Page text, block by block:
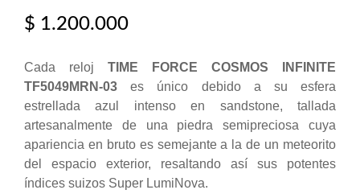
$ 1.200.000
Cada reloj TIME FORCE COSMOS INFINITE
TF5049MRN-03es único debido a su esfera
estrellada azul intenso en sandstone, tallada
artesanalmente de una piedra semipreciosa cuya
apariencia en bruto es semejante a la de un meteorito
del espacio exterior, resaltando así sus potentes
índices suizos Super LumiNova.